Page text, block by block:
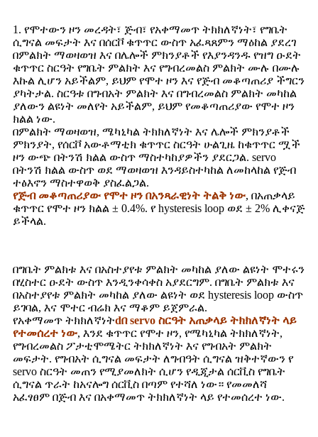
1. የሞተውን ዞን መረዳት፣ ጅብ፣ የአቀማመጥ ትክክለኛነት፣ የግቤት
ሲግናል መፍታት እና በሰርቮ ቁጥጥር ውስጥ አፈጻጸምን ማዕከል ያደረገ
በምልክት ማወዛወዝ እና በሌሎች ምክንያቶች የእያንዳንዱ የዝግ ዑደት
ቁጥጥር ስርዓት የግቤት ምልክት እና የግብረመልስ ምልክት ሙሉ በሙሉ
እኩል ሊሆን አይችልም, ይህም የሞተ ዞን እና የጅብ መቆጣጠሪያ ችግርን
ያካትታል. ስርዓቱ በግብአት ምልክት እና በግብረመልስ ምልክት መካከል
ያለውን ልዩነት መለየት አይችልም, ይህም የመቆጣጠሪያው የሞተ ዞን
ክልል ነው.
በምልክት ማወዛወዝ, ሜካኒካል ትክክለኛነት እና ሌሎች ምክንያቶች
ምክንያት, የሰርቮ አውቶማቲክ ቁጥጥር ስርዓት ሁልጊዜ ከቁጥጥር ሟች
ዞን ውጭ በትንሽ ክልል ውስጥ ማስተካከያዎችን ያደርጋል. servo
በትንሽ ክልል ውስጥ ወደ ማወዛወዝ እንዳይስተካከል ለመከላከል የጅብ
ተፅእኖን ማስተዋወቅ ያስፈልጋል.
የጅብ መቆጣጠሪያው የሞተ ዞን በአንጻራዊነት ትልቅ ነው, በአጠቃላይ
ቁጥጥር የሞተ ዞን ክልል ± 0.4%. የ hysteresis loop ወደ ± 2% ሊቀናጅ
ይችላል.
በግቤት ምልክቱ እና በአስተያየቱ ምልክት መካከል ያለው ልዩነት ሞተሩን
በሂስተር ዑደት ውስጥ እንዲንቀሳቀስ አያደርግም. በግቤት ምልክቱ እና
በአስተያየቱ ምልክት መካከል ያለው ልዩነት ወደ hysteresis loop ውስጥ
ይገባል, እና ሞተር ብሬክ እና ማቆም ይጀምራል.
የአቀማመጥ ትክክለኛነትdበ servo ስርዓት አጠቃላይ ትክክለኛነት ላይ
የተመሰረተ ነው, እንደ ቁጥጥር የሞተ ዞን, የሜካኒካል ትክክለኛነት,
የግብረመልስ ፖታቲሞሜትር ትክክለኛነት እና የግብአት ምልክት
መፍታት. የግብአት ሲግናል መፍታት ለግብዓት ሲግናል ዝቅተኛውን የ
servo ስርዓት መጠን የሚያመለክት ሲሆን የዲጂታል ሰርቪስ የግቤት
ሲግናል ጥራት ከአናሎግ ሰርቪስ በጣም የተሻለ ነው። የመመለሻ
አፈፃፀም በጅብ እና በአቀማመጥ ትክክለኛነት ላይ የተመሰረተ ነው.